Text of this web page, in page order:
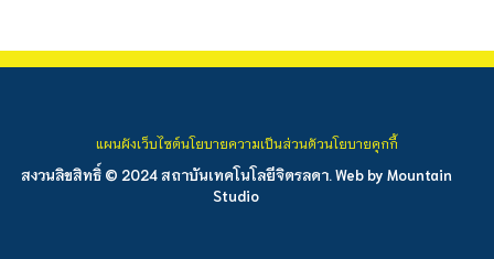
สงวนลิขสิทธิ์ © 2024 สถาบันเทคโนโลยีจิตรลดา. Web by Mountain
Studio
แผนผังเว็บไซต์นโยบายความเป็นส่วนตัวนโยบายคุกกี้